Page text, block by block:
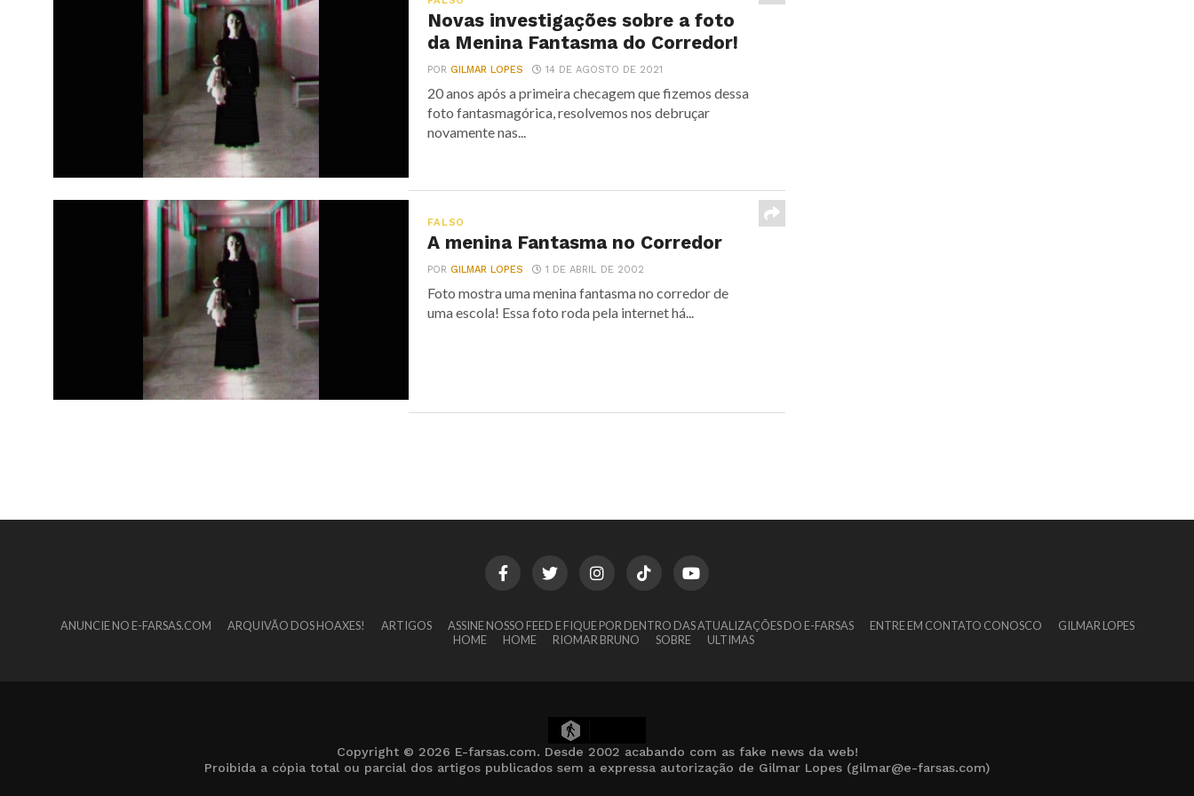
Novas investigações sobre a foto
da Menina Fantasma do Corredor!
PORGILMAR LOPES 14 DE AGOSTO DE 2021
20 anos após a primeira checagem que fizemos dessa
foto fantasmagórica, resolvemos nos debruçar
novamente nas...
FALSO
A menina Fantasma no Corredor
PORGILMAR LOPES 1 DE ABRIL DE 2002
Foto mostra uma menina fantasma no corredor de
uma escola! Essa foto roda pela internet há...
ANUNCIE NO E-FARSAS.COM ARQUIVÃO DOS HOAXES! ARTIGOS ASSINE NOSSO FEED E FIQUE POR DENTRO DAS ATUALIZAÇÕES DO E-FARSAS ENTRE EM CONTATO CONOSCO
GILMAR LOPES
HOME
HOME RIOMAR BRUNO SOBRE ULTIMAS
Copyright © 2026 E-farsas.com. Desde 2002 acabando com as fake news da web!
Proibida a cópia total ou parcial dos artigos publicados sem a expressa autorização de Gilmar Lopes (gilmar@e-farsas.com)